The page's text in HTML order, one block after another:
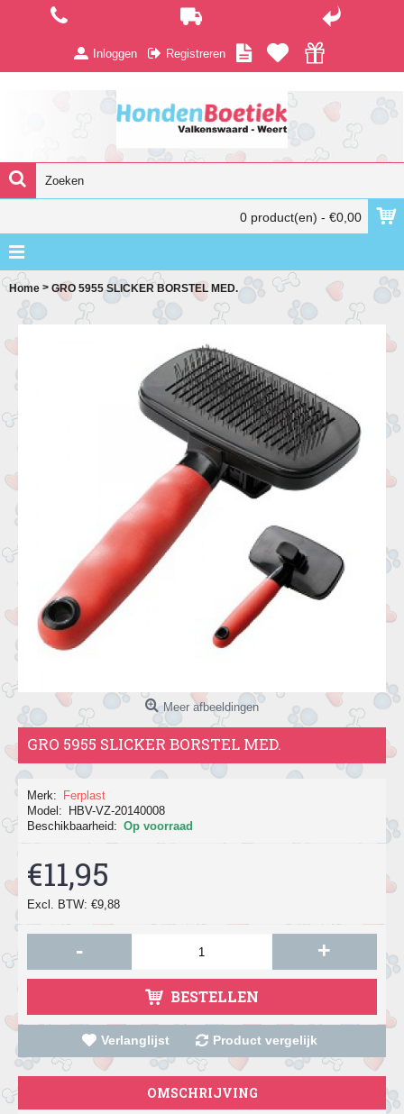
Inloggen Registreren
0 product(en) - €0,00
Home > GRO 5955 SLICKER BORSTEL MED.
Meer afbeeldingen
GRO 5955 SLICKER BORSTEL MED.
Merk:
Ferplast
Model:
HBV-VZ-20140008
Beschikbaarheid: Op voorraad
€11,95
Excl. BTW: €9,88
- +
BESTELLEN
Verlanglijst Product vergelijk
OMSCHRIJVING